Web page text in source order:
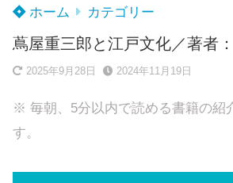
ホーム カテゴリー
蔦屋重三郎と江戸文化／著者
2025年9月28日 2024年11月19日
※ 毎朝、5分以内で読める書籍の紹
す。